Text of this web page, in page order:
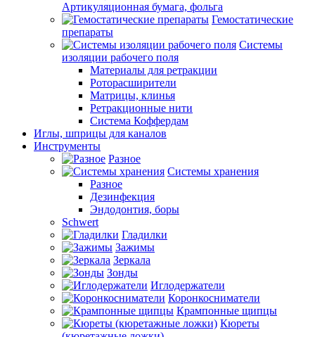
Артикуляционная бумага, фольга
Гемостатические
препараты
Системы
изоляции рабочего поля
Материалы для ретракции
Роторасширители
Матрицы, клинья
Ретракционные нити
Система Коффердам
Иглы, шприцы для каналов
Инструменты
Разное
Системы хранения
Разное
Дезинфекция
Эндодонтия, боры
Schwert
Гладилки
Зажимы
Зеркала
Зонды
Иглодержатели
Коронкосниматели
Крампонные щипцы
Кюреты